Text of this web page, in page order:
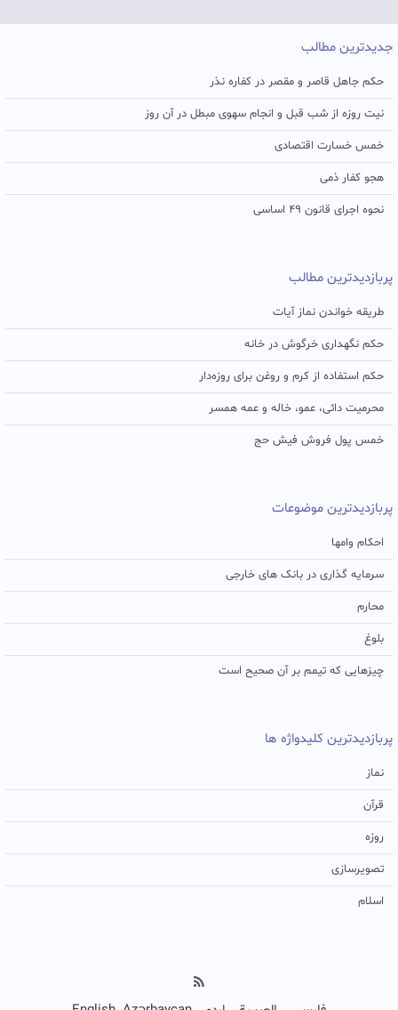
جدیدترین مطالب
حکم جاهل قاصر و مقصر در کفاره نذر
نیت روزه از شب قبل و انجام سهوی مبطل در آن روز
خمس خسارت اقتصادی
هجو کفار ذمی
نحوه اجرای قانون ۴۹ اساسی
پربازدیدترین مطالب
طریقه خواندن نماز آیات
حکم نگهداری خرگوش در خانه
حکم استفاده از کرم و روغن برای روزه‌دار
محرمیت دائی، عمو، خاله و عمه همسر
خمس پول فروش فیش حج
پربازدیدترین موضوعات
احکام وامها
سرمایه گذاری در بانک های خارجی
محارم
بلوغ
چیزهایی که تیمم بر آن صحیح است
پربازدیدترین کلیدواژه ها
نماز
قرآن
روزه
تصویرسازی
اسلام